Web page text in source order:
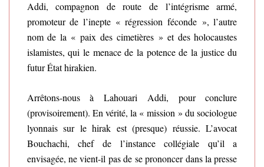
Addi, compagnon de route de l’intégrisme armé,
promoteur de l’inepte « régression féconde », l’autre
nom de la « paix des cimetières » et des holocaustes
islamistes, qui le menace de la potence de la justice du
futur État hirakien.
Arrêtons-nous à Lahouari Addi, pour conclure
(provisoirement). En vérité, la « mission » du sociologue
lyonnais sur le hirak est (presque) réussie. L’avocat
Bouchachi, chef de l’instance collégiale qu’il a
envisagée, ne vient-il pas de se prononcer dans la presse